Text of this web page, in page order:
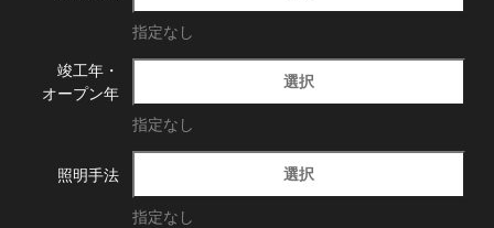
指定なし
竣工年・
オープン年
選択
指定なし
照明手法 選択
指定なし